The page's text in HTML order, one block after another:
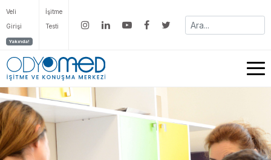
Veli
Girişi
Yakında!
İşitme
Testi